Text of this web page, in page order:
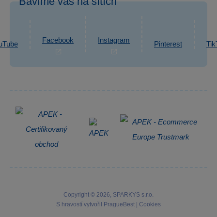
Reklamace
Informace o zpracování osobních údajů
eshop@sparkys.cz
Napsat zprávu
Facebook Instagram Pinterest
Copyright © 2026, SPARKYS s.r.o.
S hravostí vytvořil
PragueBest Cookies